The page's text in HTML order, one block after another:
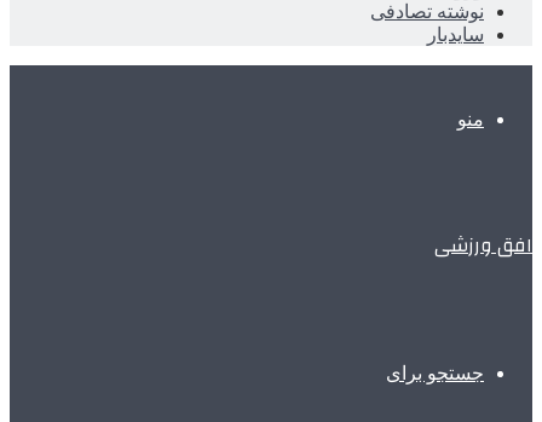
نوشته تصادفی
سایدبار
منو
افق ورزشی
جستجو برای